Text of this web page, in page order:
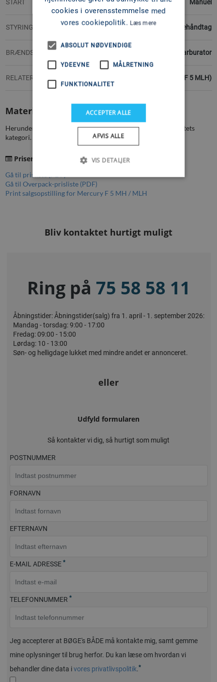
START Manuel
STYRING Styrehåndtag
BRÆNDSTOFSYSTEM Karburator
RELATEREDE VARENUMRE 1F05211BL (F 5 MLH)
Materiale
Herunder finder du prislister og/eller brochurer, for produktets
kategori.
Priser
Gå til prisliste (PDF)
Gå til Overpack-prisliste (PDF)
Print salgsopstilling for Mercury F 5 MH / MLH
Bliv kontaktet hurtigt muligt
Ring på 75 58 58 11
Åbningstider: Åbningstider(salg) fra 1. april - 1. september 2026:
Mandag - torsdag: 9:00 - 17:00
Fredag: 09:00 - 15:00
Lørdag: 10 - 13:00
Søn- og helligdage lukket med mindre andet er annonceret.
eller
Udfyld formularen
Så kontakter vi dig, så hurtigt som muligt
POSTNUMMER
FORNAVN
EFTERNAVN
E-MAIL ADRESSE *
TELEFONNUMMER *
Jeg accepterer at BØGE's BÅDE må kontakte mig, samt gemme
mine oplysninger til brug herfor. Du kan læse om hvordan vi
behandler dine data ivores privatlivspolitik.*
cookies i overensstemmelse med
vores cookiepolitik. Læs mere
ABSOLUT NØDVENDIGE
YDEEVNE MÅLRETNING
FUNKTIONALITET
ACCEPTER ALLE
AFVIS ALLE
VIS DETALJER